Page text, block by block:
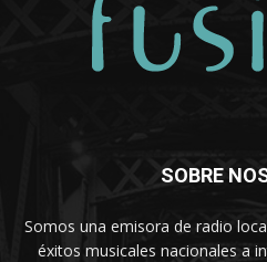
SOBRE
Somos una emisora de radio
éxitos musicales nacionales a